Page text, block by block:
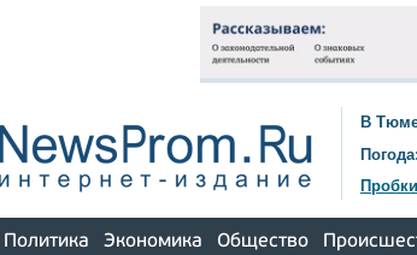
В
Погода:
Политика Экономика Общество